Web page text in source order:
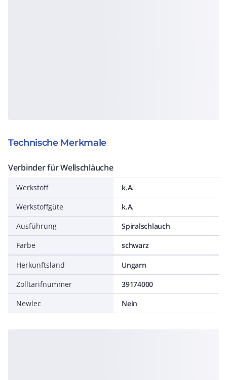
Technische Merkmale
Verbinder für Wellschläuche
Werkstoff
k.A.
Werkstoffgüte
k.A.
Ausführung
Spiralschlauch
Farbe
schwarz
Herkunftsland
Ungarn
Zolltarifnummer
39174000
Newlec
Nein